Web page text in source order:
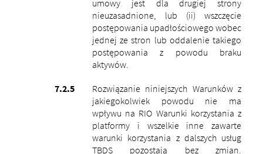
umowy jest dla drugiej strony
nieuzasadnione, lub (ii) wszczęcie
postępowania upadłościowego wobec
jednej ze stron lub oddalenie takiego
postępowania z powodu braku
aktywów.
Rozwiązanie niniejszych Warunków z
jakiegokolwiek powodu nie ma
wpływu na RIO Warunki korzystania z
platformy i wszelkie inne zawarte
warunki korzystania z dalszych usług
TBDS pozostają bez zmian.